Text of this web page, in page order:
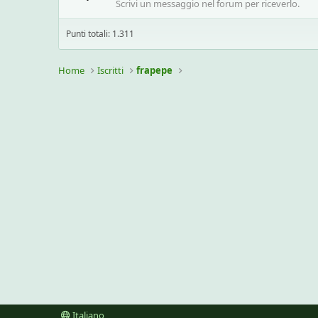
Scrivi un messaggio nel forum per riceverlo.
Punti totali: 1.311
Home Iscritti frapepe
Italiano